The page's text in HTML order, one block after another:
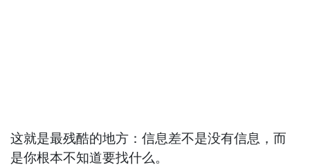
这就是最残酷的地方：信息差不是没有信息，而
是你根本不知道要找什么。